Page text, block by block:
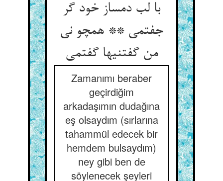
با لب دمساز خود گر
جفتمی ** همچو نی
Zamanımı beraber
geçirdiğim
arkadaşımın dudağına
eş olsaydım (sırlarına
tahammül edecek bir
hemdem bulsaydım)
ney gibi ben de
söylenecek şeyleri